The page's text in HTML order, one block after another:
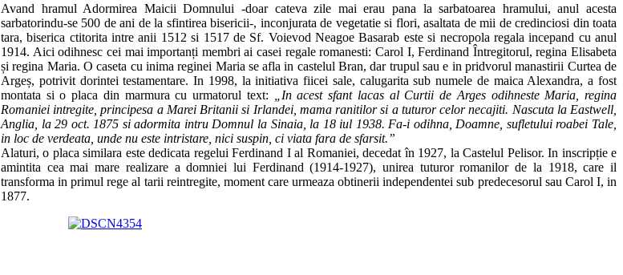
Avand hramul Adormirea Maicii Domnului -doar cateva zile mai erau pana la sarbatoarea hramului, anul acesta
sarbatorindu-se 500 de ani de la sfintirea bisericii-, inconjurata de vegetatie si flori, asaltata de mii de credinciosi din toata
tara, biserica ctitorita intre anii 1512 si 1517 de Sf. Voievod Neagoe Basarab este si necropola regala incepand cu anul
1914. Aici odihnesc cei mai importanți membri ai casei regale romanesti: Carol I, Ferdinand Întregitorul, regina Elisabeta
și regina Maria. O caseta cu inima reginei Maria se afla in castelul Bran, dar trupul sau e in pridvorul manastirii Curtea de
Argeș, potrivit dorintei testamentare. In 1998, la initiativa fiicei sale, calugarita sub numele de maica Alexandra, a fost
montata si o placa din marmura cu urmatorul text:
„In acest sfant lacas al Curtii de Arges odihneste Maria, regina
Romaniei intregite, principesa a Marei Britanii si Irlandei, mama ranitilor si a tuturor celor necajiti. Nascuta la Eastwell,
Anglia, la 29 oct. 1875 si adormita intru Domnul la Sinaia, la 18 iul 1938. Fa-i odihna, Doamne, sufletului roabei Tale,
in loc de verdeata, unde nu este intristare, nici suspin, ci viata fara de sfarsit.”
Alaturi, o placa similara este dedicata regelui Ferdinand I al Romaniei, decedat în 1927, la Castelul Pelisor. In inscripție e
amintita cea mai mare realizare a domniei lui Ferdinand (1914-1927), unirea tuturor romanilor de la 1918, care il
transforma in primul rege al tarii reintregite, moment care urmeaza obtinerii independentei sub predecesorul sau Carol I, in
1877.